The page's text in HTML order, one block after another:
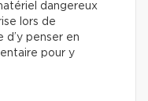
dangereux
lors de
d’y penser en
pour y